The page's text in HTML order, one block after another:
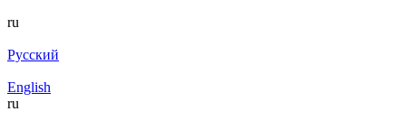
ru
Русский
English
ru